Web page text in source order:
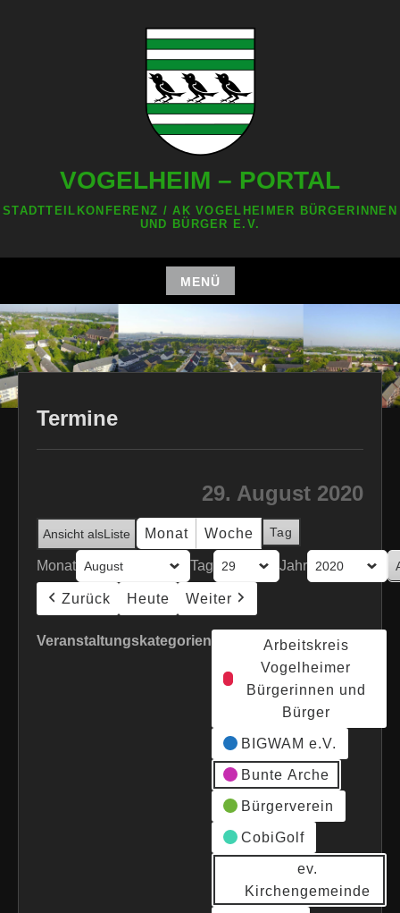
VOGELHEIM – PORTAL
STADTTEILKONFERENZ / AK VOGELHEIMER BÜRGERINNEN
UND BÜRGER E.V.
MENÜ
Zum
Inhalt
springen
Termine
29. August 2020
Ansicht alsListe Monat Woche Tag
Monat Tag Jahr
Zurück Heute Weiter
Veranstaltungskategorien
Arbeitskreis
Vogelheimer
Bürgerinnen und
Bürger
BIGWAM e.V.
Bunte Arche
Bürgerverein
CobiGolf
ev.
Kirchengemeinde